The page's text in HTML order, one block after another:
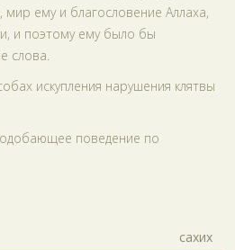
мир ему и благословение Аллаха,
и поэтому ему было бы
слова.
искупления нарушения клятвы
поведение по
сахих